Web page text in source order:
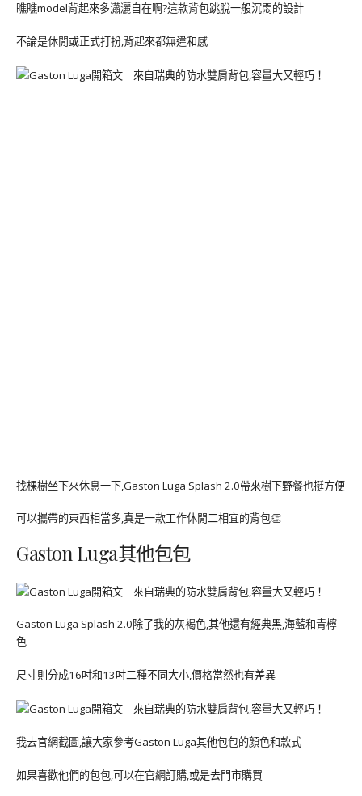
瞧瞧model背起來多瀟灑自在啊?這款背包跳脫一般沉悶的設計
不論是休閒或正式打扮,背起來都無違和感
找棵樹坐下來休息一下,Gaston Luga Splash 2.0帶來樹下野餐也挺方便
可以攜帶的東西相當多,真是一款工作休閒二相宜的背包👏
Gaston Luga其他包包
Gaston Luga Splash 2.0除了我的灰褐色,其他還有經典黑,海藍和青檸
色
尺寸則分成16吋和13吋二種不同大小,價格當然也有差異
我去官網截圖,讓大家參考Gaston Luga其他包包的顏色和款式
如果喜歡他們的包包,可以在官網訂購,或是去門市購買